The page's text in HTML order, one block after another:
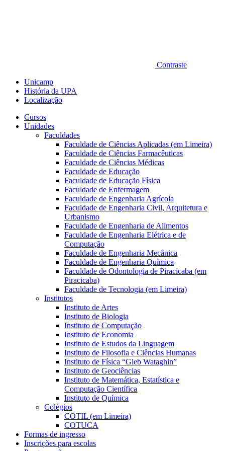
Contraste
Unicamp
História da UPA
Localização
Cursos
Unidades
Faculdades
Faculdade de Ciências Aplicadas (em Limeira)
Faculdade de Ciências Farmacêuticas
Faculdade de Ciências Médicas
Faculdade de Educação
Faculdade de Educação Física
Faculdade de Enfermagem
Faculdade de Engenharia Agrícola
Faculdade de Engenharia Civil, Arquitetura e
Urbanismo
Faculdade de Engenharia de Alimentos
Faculdade de Engenharia Elétrica e de
Computação
Faculdade de Engenharia Mecânica
Faculdade de Engenharia Química
Faculdade de Odontologia de Piracicaba (em
Piracicaba)
Faculdade de Tecnologia (em Limeira)
Institutos
Instituto de Artes
Instituto de Biologia
Instituto de Computação
Instituto de Economia
Instituto de Estudos da Linguagem
Instituto de Filosofia e Ciências Humanas
Instituto de Física “Gleb Wataghin”
Instituto de Geociências
Instituto de Matemática, Estatística e
Computação Científica
Instituto de Química
Colégios
COTIL (em Limeira)
COTUCA
Formas de ingresso
Inscrições para escolas